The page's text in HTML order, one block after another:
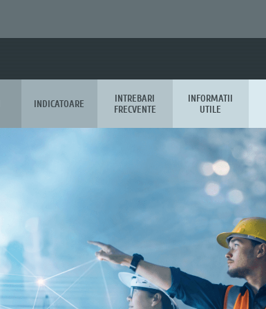
INDICATOARE
INTREBARI
FRECVENTE
INFORMATII
UTILE